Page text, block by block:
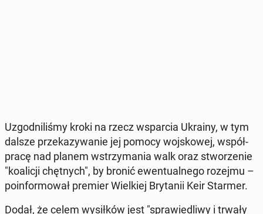
Uzgod­ni­li­śmy kroki na rzecz wspar­cia Ukrainy, w tym
dalsze prze­ka­zy­wa­nie jej pomocy woj­sko­wej, współ­
pra­cę nad planem wstrzy­ma­nia walk oraz stwo­rze­nie
"ko­ali­cji chęt­nych", by bronić ewen­tu­al­ne­go rozejmu –
po­in­for­mo­wał premier Wiel­kiej Bry­ta­nii Keir Starmer.
Dodał, że celem wy­sił­ków jest "spra­wie­dli­wy i trwały